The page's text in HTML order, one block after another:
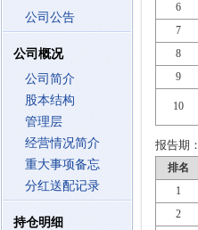
公司公告
公司概况
公司简介
股本结构
管理层
经营情况简介
重大事项备忘
分红送配记录
持仓明细
6
7
8
9
10
报告期：
排名
1
2